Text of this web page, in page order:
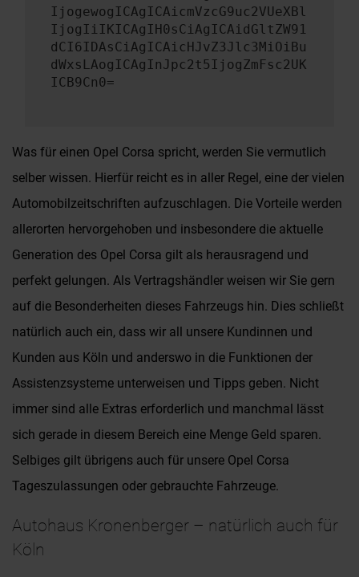
IjogewogICAgICAicmVzcG9uc2VUeXBl
IjogIiIKICAgIH0sCiAgICAidGltZW91
dCI6IDAsCiAgICAicHJvZ3Jlc3MiOiBu
dWxsLAogICAgInJpc2t5IjogZmFsc2UK
ICB9Cn0=
Was für einen Opel Corsa spricht, werden Sie vermutlich
selber wissen. Hierfür reicht es in aller Regel, eine der vielen
Automobilzeitschriften aufzuschlagen. Die Vorteile werden
allerorten hervorgehoben und insbesondere die aktuelle
Generation des Opel Corsa gilt als herausragend und
perfekt gelungen. Als Vertragshändler weisen wir Sie gern
auf die Besonderheiten dieses Fahrzeugs hin. Dies schließt
natürlich auch ein, dass wir all unsere Kundinnen und
Kunden aus Köln und anderswo in die Funktionen der
Assistenzsysteme unterweisen und Tipps geben. Nicht
immer sind alle Extras erforderlich und manchmal lässt
sich gerade in diesem Bereich eine Menge Geld sparen.
Selbiges gilt übrigens auch für unsere Opel Corsa
Tageszulassungen oder gebrauchte Fahrzeuge.
Autohaus Kronenberger – natürlich auch für
Köln